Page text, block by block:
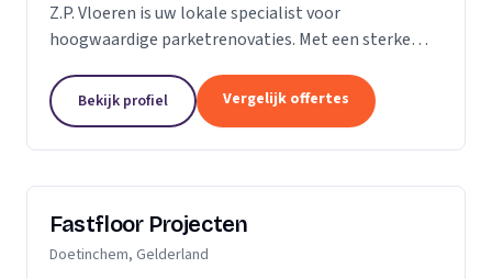
Z.P. Vloeren is uw lokale specialist voor
hoogwaardige parketrenovaties. Met een sterke
den Rijn en Gouda, bieden we onze diensten aan
zowel...
Bekijk profiel Vergelijk offertes
Fastfloor Projecten
Doetinchem, Gelderland